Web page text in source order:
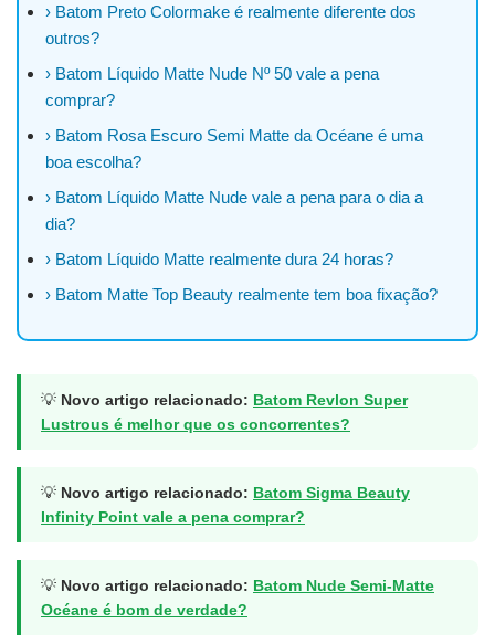
› Batom Preto Colormake é realmente diferente dos
outros?
› Batom Líquido Matte Nude Nº 50 vale a pena
comprar?
› Batom Rosa Escuro Semi Matte da Océane é uma
boa escolha?
› Batom Líquido Matte Nude vale a pena para o dia a
dia?
› Batom Líquido Matte realmente dura 24 horas?
› Batom Matte Top Beauty realmente tem boa fixação?
💡 Novo artigo relacionado: Batom Revlon Super
Lustrous é melhor que os concorrentes?
💡 Novo artigo relacionado: Batom Sigma Beauty
Infinity Point vale a pena comprar?
💡 Novo artigo relacionado: Batom Nude Semi-Matte
Océane é bom de verdade?